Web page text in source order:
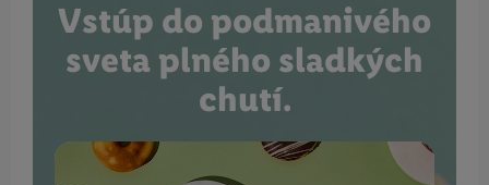
Vstúp do podmanivého
sveta plného sladkých
chutí.